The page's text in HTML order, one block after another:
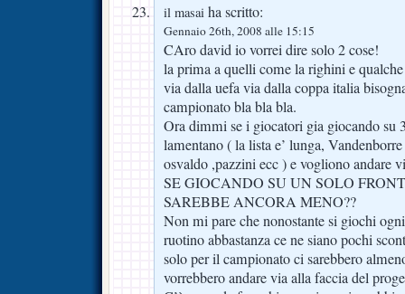
il masai ha scritto:
Gennaio 26th, 2008 alle 15:15
CAro david io vorrei dire solo 2 cose!
la prima a quelli come la righini e
via dalla uefa via dalla coppa italia
campionato bla bla bla.
Ora dimmi se i giocatori gia giocando su
lamentano ( la lista e’ lunga,
osvaldo ,pazzini ecc ) e vogliono andare
SE GIOCANDO SU UN SOLO
SAREBBE ANCORA MENO??
Non mi pare che nonostante si giochi
ruotino abbastanza ce ne siano pochi
solo per il campionato ci sarebbero
vorrebbero andare via alla faccia del